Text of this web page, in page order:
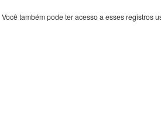
Você também pode ter acesso a esses registros